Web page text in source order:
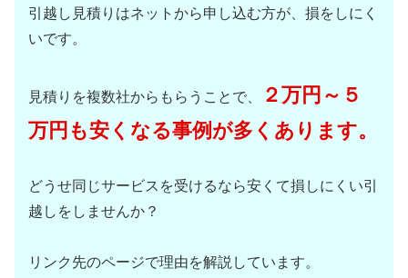
引越し見積りはネットから申し込む方が、損をしにく
いです。
見積りを複数社からもらうことで、
２万円～５
万円も安くなる事例が多くあります。
どうせ同じサービスを受けるなら安くて損しにくい引
越しをしませんか？
リンク先のページで理由を解説しています。